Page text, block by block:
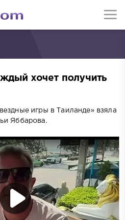
хочет получить
игры в Таиланде» взяла
Яббарова.